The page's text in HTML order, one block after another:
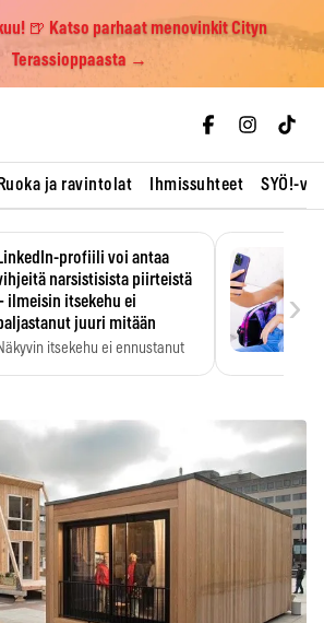
🍺 Katso parhaat menovinkit Cityn
Terassioppaasta →
Ruoka ja ravintolat Ihmissuhteet SYÖ!-
profiili voi antaa
narsistisista piirteistä
ilmeisin itsekehu ei
juuri mitään
itsekehu ei ennustanut
›